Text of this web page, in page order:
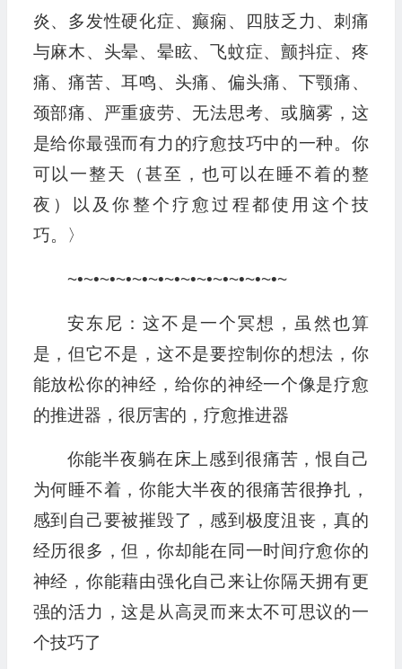
炎、多发性硬化症、癫痫、四肢乏力、刺痛
与麻木、头晕、晕眩、飞蚊症、颤抖症、疼
痛、痛苦、耳鸣、头痛、偏头痛、下颚痛、
颈部痛、严重疲劳、无法思考、或脑雾，这
是给你最强而有力的疗愈技巧中的一种。你
可以一整天（甚至，也可以在睡不着的整
夜）以及你整个疗愈过程都使用这个技
巧。〉
~•~•~•~•~•~•~•~•~•~•~•~•~•~
安东尼：这不是一个冥想，虽然也算
是，但它不是，这不是要控制你的想法，你
能放松你的神经，给你的神经一个像是疗愈
的推进器，很厉害的，疗愈推进器
你能半夜躺在床上感到很痛苦，恨自己
为何睡不着，你能大半夜的很痛苦很挣扎，
感到自己要被摧毁了，感到极度沮丧，真的
经历很多，但，你却能在同一时间疗愈你的
神经，你能藉由强化自己来让你隔天拥有更
强的活力，这是从高灵而来太不可思议的一
个技巧了